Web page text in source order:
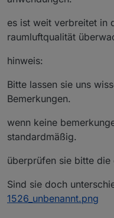
es ist weit verbreitet in
raumluftqualität
hinweis:
Bitte lassen sie uns
Bemerkungen.
wenn keine
standardmäßig.
überprüfen sie bitte
Sind sie doch
1526_unbenannt.png